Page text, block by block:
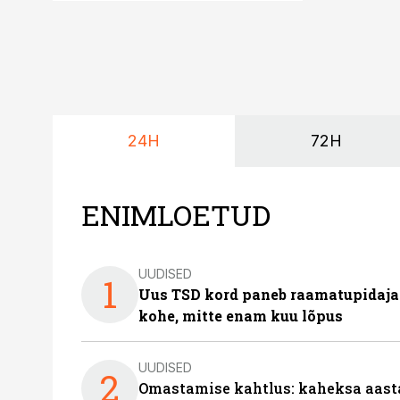
24H 72H
ENIMLOETUD
1 UUDISED
Uus TSD kord paneb
kohe, mitte enam kuu lõpus
2 UUDISED
Omastamise kahtlus: kaheksa